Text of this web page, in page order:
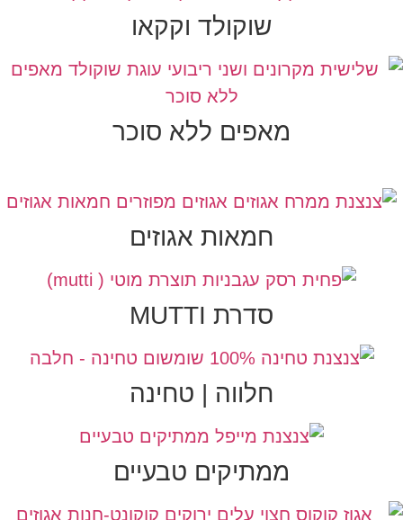
שוקולד וקקאו
מאפים ללא סוכר
חמאות אגוזים
סדרת MUTTI
חלווה | טחינה
ממתיקים טבעיים